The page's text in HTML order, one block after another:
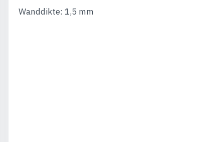
Wanddikte: 1,5 mm